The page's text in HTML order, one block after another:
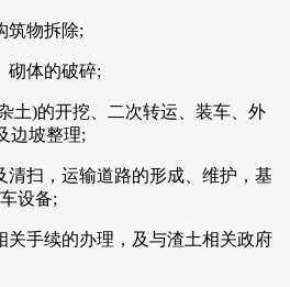
筑物拆除;
砌体的破碎;
土)的开挖、二次转运、装车、外
边坡整理;
清扫，运输道路的形成、维护，基
设备;
关手续的办理，及与渣土相关政府